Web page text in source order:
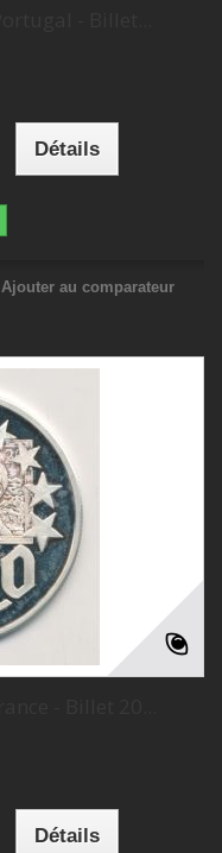
Détails
Ajouter au comparateur
Détails